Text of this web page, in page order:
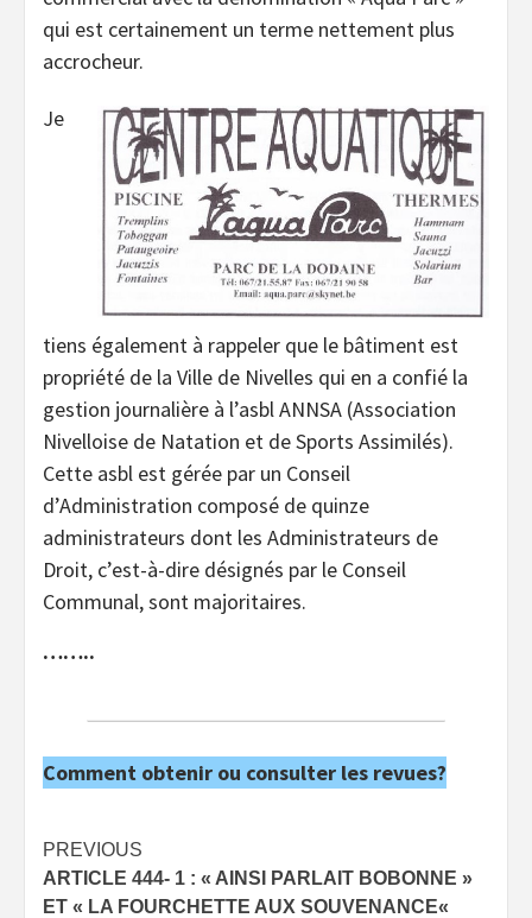
qui est certainement un terme nettement plus
accrocheur.
Je
tiens également à rappeler que le bâtiment est
propriété de la Ville de Nivelles qui en a confié la
gestion journalière à l’asbl ANNSA (Association
Nivelloise de Natation et de Sports Assimilés).
Cette asbl est gérée par un Conseil
d’Administration composé de quinze
administrateurs dont les Administrateurs de
Droit, c’est-à-dire désignés par le Conseil
Communal, sont majoritaires.
……..
Comment obtenir ou consulter les revues?
Post
navigation
PREVIOUS
ARTICLE 444- 1 : « AINSI PARLAIT BOBONNE »
ET « LA FOURCHETTE AUX SOUVENANCE«